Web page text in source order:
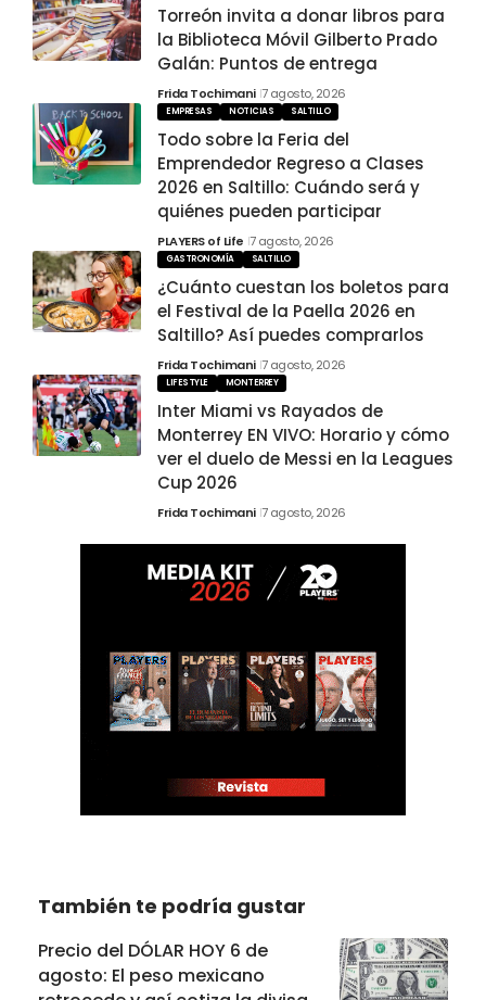
Torreón invita a donar libros para
la Biblioteca Móvil Gilberto Prado
Galán: Puntos de entrega
Frida Tochimani 7 agosto, 2026
EMPRESAS NOTICIAS SALTILLO
Todo sobre la Feria del
Emprendedor Regreso a Clases
2026 en Saltillo: Cuándo será y
quiénes pueden participar
PLAYERS of Life 7 agosto, 2026
GASTRONOMÍA SALTILLO
¿Cuánto cuestan los boletos para
el Festival de la Paella 2026 en
Saltillo? Así puedes comprarlos
Frida Tochimani 7 agosto, 2026
LIFESTYLE MONTERREY
Inter Miami vs Rayados de
Monterrey EN VIVO: Horario y cómo
ver el duelo de Messi en la Leagues
Cup 2026
Frida Tochimani 7 agosto, 2026
También te podría gustar
Precio del DÓLAR HOY 6 de
agosto: El peso mexicano